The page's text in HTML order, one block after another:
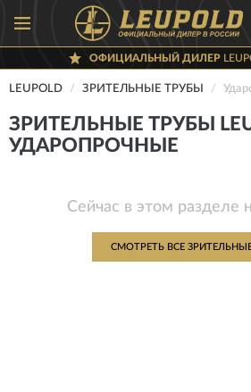
ОФИЦИАЛЬНЫЙ ДИЛЕР
LEUPOLD ЗРИТЕЛЬНЫЕ ТРУБЫ
ЗРИТЕЛЬНЫЕ ТРУБЫ
УДАРОПРОЧНЫЕ
Сейчас в этом разделе
СМОТРЕТЬ ВСЕ